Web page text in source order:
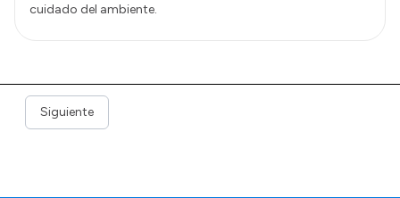
cuidado del ambiente.
Siguiente